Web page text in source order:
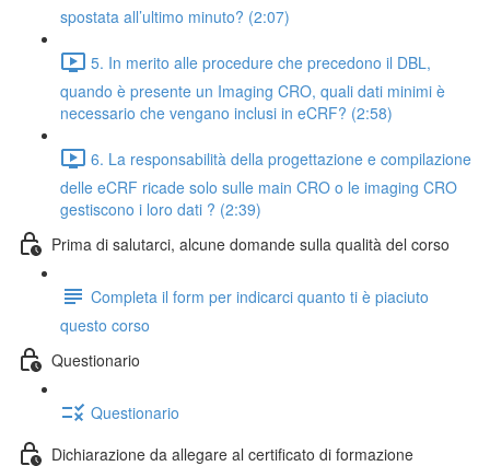
spostata all’ultimo minuto? (2:07)
5. In merito alle procedure che precedono il DBL,
quando è presente un Imaging CRO, quali dati minimi è
necessario che vengano inclusi in eCRF? (2:58)
6. La responsabilità della progettazione e compilazione
delle eCRF ricade solo sulle main CRO o le imaging CRO
gestiscono i loro dati ? (2:39)
Prima di salutarci, alcune domande sulla qualità del corso
Completa il form per indicarci quanto ti è piaciuto
questo corso
Questionario
Questionario
Dichiarazione da allegare al certificato di formazione